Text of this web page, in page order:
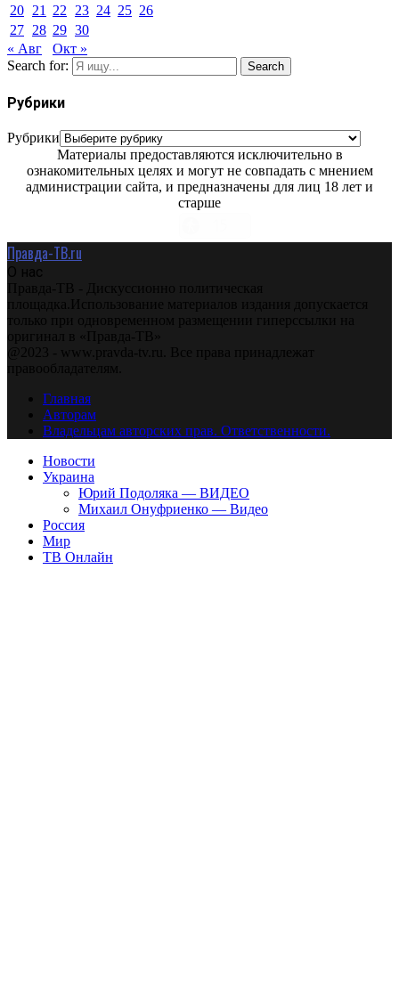
20 21 22 23 24 25 26
27 28 29 30
« Авг
Окт »
Search for:
Search
Рубрики
Рубрики
Материалы предоставляются исключительно в
ознакомительных целях и могут не совпадать с мнением
администрации сайта, и предназначены для лиц 18 лет и
старше
Правда-ТВ.ru
О нас
Правда-ТВ - Дискуссионно политическая
площадка.Использование материалов издания допускается
только при одновременном размещении гиперссылки на
оригинал в «Правда-ТВ»
@2023 - www.pravda-tv.ru. Все права принадлежат
правообладателям.
Главная
Авторам
Владельцам авторских прав. Ответственности.
Новости
Украина
Юрий Подоляка — ВИДЕО
Михаил Онуфриенко — Видео
Россия
Мир
ТВ Онлайн